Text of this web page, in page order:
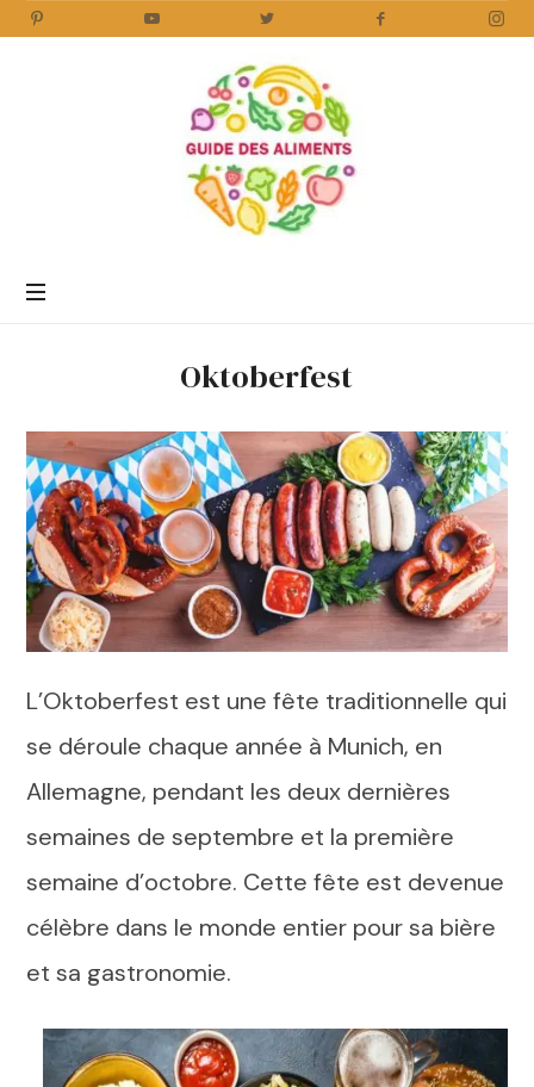
Aliments
www.guidedesaliments.comOktoberfest
L’Oktoberfest est une fête traditionnelle qui
se déroule chaque année à Munich, en
Allemagne, pendant les deux dernières
semaines de septembre et la première
semaine d’octobre. Cette fête est devenue
célèbre dans le monde entier pour sa bière
et sa gastronomie.